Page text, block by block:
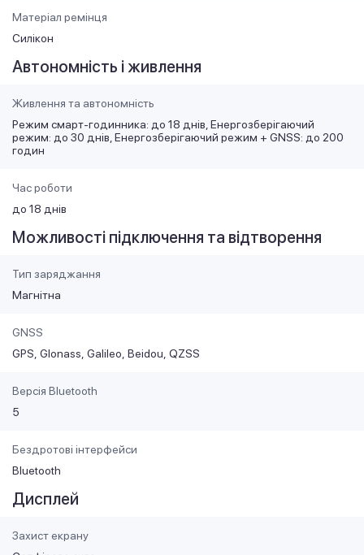
Матеріал ремінця
Силікон
Автономність і живлення
Живлення та автономність
Режим смарт-годинника: до 18 днів, Енергозберігаючий
режим: до 30 днів, Енергозберігаючий режим + GNSS: до 200
годин
Час роботи
до 18 днів
Можливості підключення та відтворення
Тип заряджання
Магнітна
GNSS
GPS Glonass Galileo Beidou QZSS
Версія Bluetooth
5
Бездротові інтерфейси
Bluetooth
Дисплей
Захист екрану